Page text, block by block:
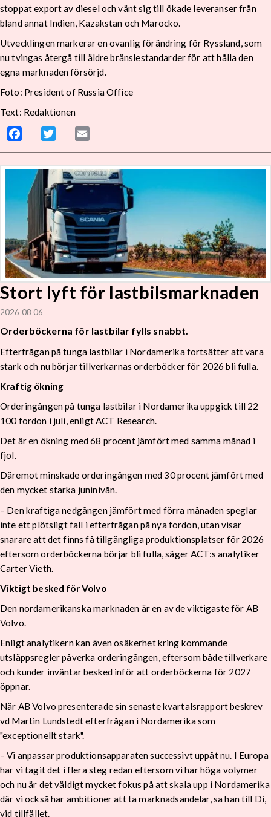
stoppat export av diesel och vänt sig till ökade leveranser från
bland annat Indien, Kazakstan och Marocko.
Utvecklingen markerar en ovanlig förändring för Ryssland, som
nu tvingas återgå till äldre bränslestandarder för att hålla den
egna marknaden försörjd.
Foto: President of Russia Office
Text: Redaktionen
Facebook Twitter
Stort lyft för lastbilsmarknaden
2026 08 06
Orderböckerna för lastbilar fylls snabbt.
Efterfrågan på tunga lastbilar i Nordamerika fortsätter att vara
stark och nu börjar tillverkarnas orderböcker för 2026 bli fulla.
Kraftig ökning
Orderingången på tunga lastbilar i Nordamerika uppgick till 22
100 fordon i juli, enligt ACT Research.
Det är en ökning med 68 procent jämfört med samma månad i
fjol.
Däremot minskade orderingången med 30 procent jämfört med
den mycket starka juninivån.
– Den kraftiga nedgången jämfört med förra månaden speglar
inte ett plötsligt fall i efterfrågan på nya fordon, utan visar
snarare att det finns få tillgängliga produktionsplatser för 2026
eftersom orderböckerna börjar bli fulla, säger ACT:s analytiker
Carter Vieth.
Viktigt besked för Volvo
Den nordamerikanska marknaden är en av de viktigaste för AB
Volvo.
Enligt analytikern kan även osäkerhet kring kommande
utsläppsregler påverka orderingången, eftersom både tillverkare
och kunder inväntar besked inför att orderböckerna för 2027
öppnar.
När AB Volvo presenterade sin senaste kvartalsrapport beskrev
vd Martin Lundstedt efterfrågan i Nordamerika som
"exceptionellt stark".
– Vi anpassar produktionsapparaten successivt uppåt nu. I Europa
har vi tagit det i flera steg redan eftersom vi har höga volymer
och nu är det väldigt mycket fokus på att skala upp i Nordamerika
där vi också har ambitioner att ta marknadsandelar, sa han till Di,
vid tillfället.